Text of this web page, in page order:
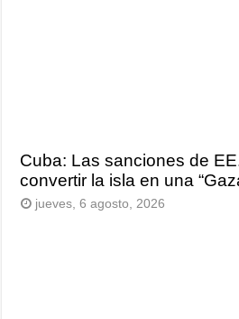
Cuba: Las sanciones de
convertir la isla en una
jueves, 6 agosto, 2026